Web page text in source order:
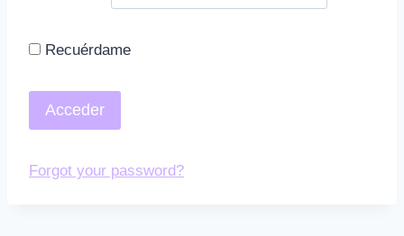
Recuérdame
Forgot your password?